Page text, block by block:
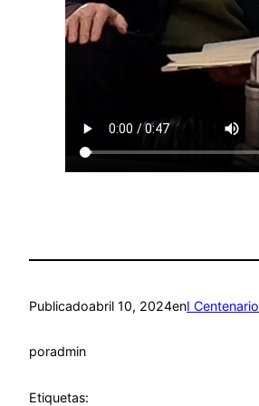
Publicadoabril 10, 2024enI Centenario
poradmin
Etiquetas: